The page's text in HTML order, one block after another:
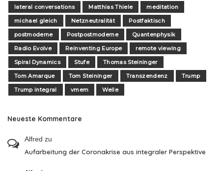
lateral conversations
Matthias Thiele
meditation
michael gleich
Netzneutralität
Postfaktisch
postmoderne
Postpostmoderne
Quantenphysik
Radio Evolve
Reinventing Europe
remote viewing
Spiral Dynamics
Stufe
Thomas Steininger
Tom Amarque
Tom Steininger Transzendenz
Trump
Trump integral
vmem Welle
Neueste Kommentare
Alfred zu
Aufarbeitung der Coronakrise aus integraler Perspektive